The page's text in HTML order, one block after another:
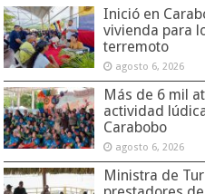
Inició en
vivienda para
terremoto
agosto 6, 2026
Más de 6 mil
actividad
Carabobo
agosto 6, 2026
Ministra de